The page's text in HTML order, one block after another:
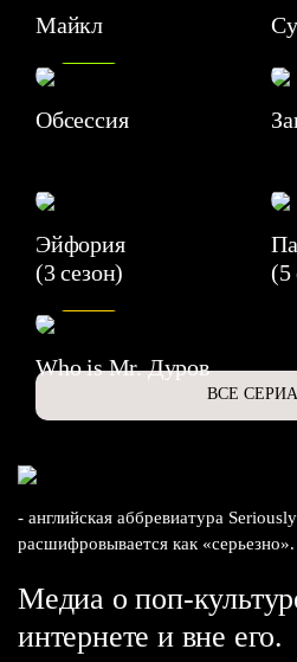
Майкл
Обсессия
Эйфория
(3 сезон)
(5
Who is Mr. Дуров
ВСЕ
- английская аббревиатура Seriously
расшифровывается как «серьезно».
Медиа о поп-
интернете и вне его.